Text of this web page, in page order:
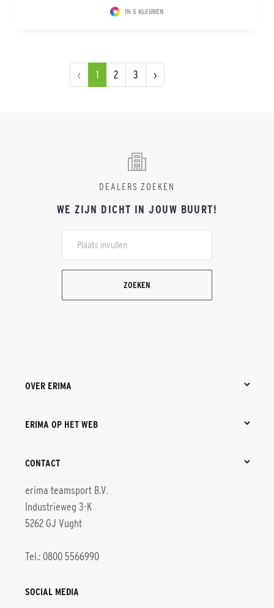
IN 5 KLEUREN
‹ 1 2 3 ›
DEALERS ZOEKEN
WE ZIJN DICHT IN JOUW BUURT!
ZOEKEN
OVER ERIMA
ERIMA OP HET WEB
CONTACT
erima teamsport B.V.
Industrieweg 3-K
5262 GJ Vught
Tel.: 0800 5566990
SOCIAL MEDIA